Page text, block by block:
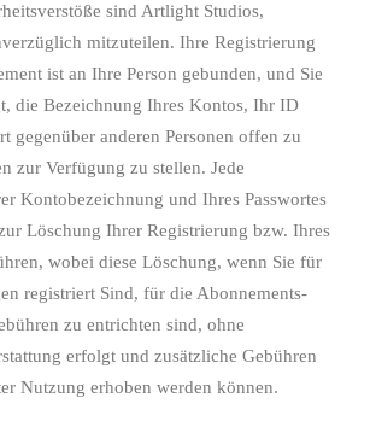
sind Artlight Studios,
mitzuteilen. Ihre Registrierung
ist an Ihre Person gebunden, und Sie
die Bezeichnung Ihres Kontos, Ihr ID
gegenüber anderen Personen offen zu
zur Verfügung zu stellen. Jede
Kontobezeichnung und Ihres Passwortes
Löschung Ihrer Registrierung bzw. Ihres
wobei diese Löschung, wenn Sie für
registriert Sind, für die Abonnements-
zu entrichten sind, ohne
erfolgt und zusätzliche Gebühren
Nutzung erhoben werden können.